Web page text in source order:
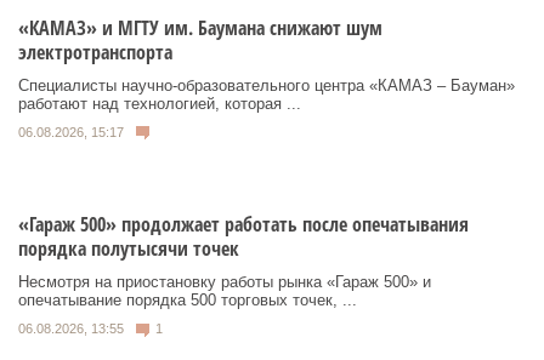
«КАМАЗ» и МГТУ им. Баумана снижают шум
электротранспорта
Специалисты научно-образовательного центра «КАМАЗ – Бауман»
работают над технологией, которая ...
06.08.2026, 15:17
«Гараж 500» продолжает работать после опечатывания
порядка полутысячи точек
Несмотря на приостановку работы рынка «Гараж 500» и
опечатывание порядка 500 торговых точек, ...
06.08.2026, 13:55 1